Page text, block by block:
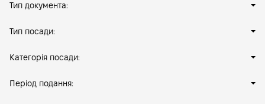
Тип документа:
Тип посади:
Категорія посади:
Період подання: